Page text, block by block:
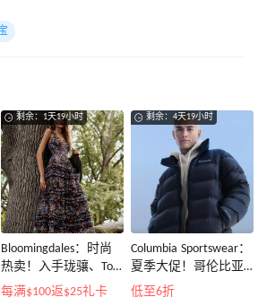
剩余：1天19小时
Bloomingdales：时尚
热卖！入手珑骧、Tory
Burch、拉夫劳伦等
每满$100返$25礼卡
剩余：4天19小时
Columbia Sportswear：
夏季大促！哥伦比亚
运动热卖
低至6折